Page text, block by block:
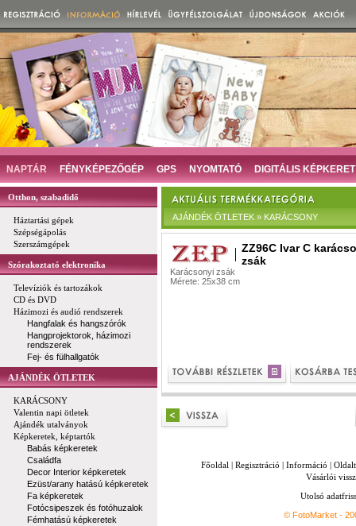
NAPTÁR FÉNYKÉPEZŐGÉP GPS NYOMTATÓ DIGITÁLIS KÉPKERET
Otthon, szabadidő
Háztartási gépek
Szépségápolás
Szerszámgépek
Szórakoztató elektronika
Televíziók és tartozákok
CD és DVD
Házimozi és audió rendszerek
Hangfalak és hangszórók
Hangprojektorok, házimozi
rendszerek
Fej- és fülhallgatók
AJÁNDÉK ÖTLETEK
KARÁCSONY
Valentin napi ötletek
Ajándék utalványok
Képkeretek, képtartók
Babás képkeretek
Családfa
Decor Interior képkeretek
Ezüst/arany hatású képkeretek
Fa képkeretek
Fotócsipeszek és fotóhuzalok
Fémhatású képkeretek
AJÁNDÉK ÖTLETEK » KARÁCSONY
ZZ96C Ivar C
zsák
Karácsonyi zsák
Mérete: 25x38 cm
Főoldal | Regisztráció | Információ |
Vásárlói
Utolsó
© FotoMarket -